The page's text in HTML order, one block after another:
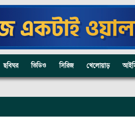
ছবিঘর ভিডিও সিরিজ খেলোয়াড়